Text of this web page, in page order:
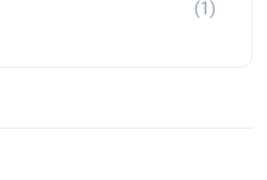
(1)